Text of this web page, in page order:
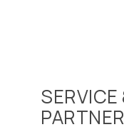
SERVICE
PARTNER